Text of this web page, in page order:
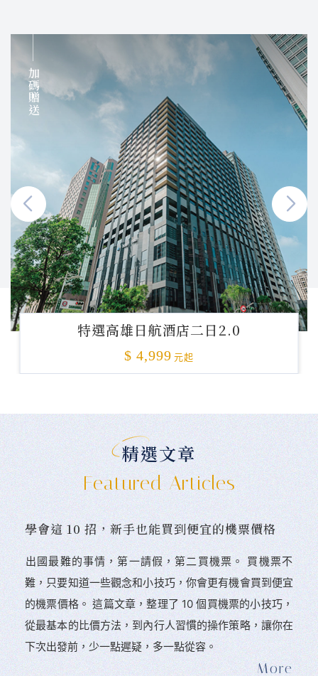
加碼贈送
特選高雄日航酒店二日2.0
$ 4,999 元起
精選文章
Featured Articles
學會這 10 招，新手也能買到便宜的機票價格
󠀠出國最難的事情，第一請假，第二買機票。 󠀠買機票不
難，只要知道一些觀念和小技巧，你會更有機會買到便宜
的機票價格。 這篇文章，整理了 10 個買機票的小技巧，
從最基本的比價方法，到內行人習慣的操作策略，讓你在
下次出發前，少一點遲疑，多一點從容。